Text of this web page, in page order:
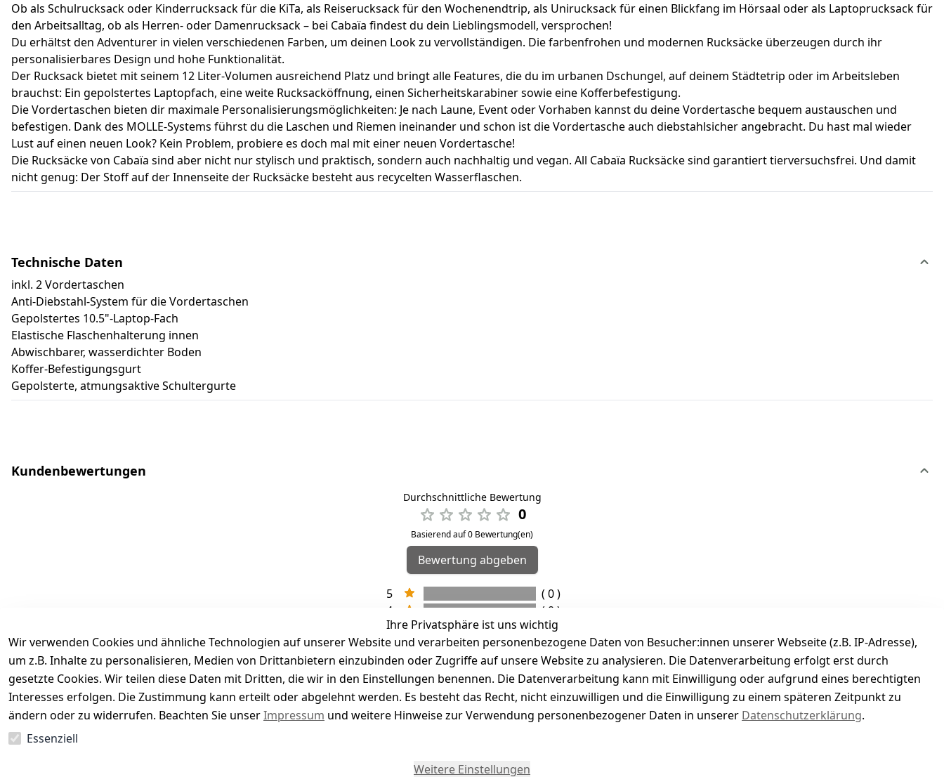
Ob als Schulrucksack oder Kinderrucksack für die KiTa, als Reiserucksack für den Wochenendtrip, als Unirucksack für einen Blickfang im Hörsaal oder als Laptoprucksack für
den Arbeitsalltag, ob als Herren- oder Damenrucksack – bei Cabaïa findest du dein Lieblingsmodell, versprochen!
Du erhältst den Adventurer in vielen verschiedenen Farben, um deinen Look zu vervollständigen. Die farbenfrohen und modernen Rucksäcke überzeugen durch ihr
personalisierbares Design und hohe Funktionalität.
Der Rucksack bietet mit seinem 12 Liter-Volumen ausreichend Platz und bringt alle Features, die du im urbanen Dschungel, auf deinem Städtetrip oder im Arbeitsleben
brauchst: Ein gepolstertes Laptopfach, eine weite Rucksacköffnung, einen Sicherheitskarabiner sowie eine Kofferbefestigung.
Die Vordertaschen bieten dir maximale Personalisierungsmöglichkeiten: Je nach Laune, Event oder Vorhaben kannst du deine Vordertasche bequem austauschen und
befestigen. Dank des MOLLE-Systems führst du die Laschen und Riemen ineinander und schon ist die Vordertasche auch diebstahlsicher angebracht. Du hast mal wieder
Lust auf einen neuen Look? Kein Problem, probiere es doch mal mit einer neuen Vordertasche!
Die Rucksäcke von Cabaïa sind aber nicht nur stylisch und praktisch, sondern auch nachhaltig und vegan. All Cabaïa Rucksäcke sind garantiert tierversuchsfrei. Und damit
nicht genug: Der Stoff auf der Innenseite der Rucksäcke besteht aus recycelten Wasserflaschen.
Technische Daten
inkl. 2 Vordertaschen
Anti-Diebstahl-System für die Vordertaschen
Gepolstertes 10.5"-Laptop-Fach
Elastische Flaschenhalterung innen
Abwischbarer, wasserdichter Boden
Koffer-Befestigungsgurt
Gepolsterte, atmungsaktive Schultergurte
Kundenbewertungen
Durchschnittliche Bewertung
0
Basierend auf 0 Bewertung(en)
Bewertung abgeben
5
( 0 )
4
( 0 )
3
( 0 )
2
( 0 )
1
( 0 )
Es hat noch niemand eine Bewertung für diesen Artikel abgegeben
Ihre Privatsphäre ist uns wichtig
Wir verwenden Cookies und ähnliche Technologien auf unserer Website und verarbeiten personenbezogene Daten von Besucher:innen unserer Webseite (z.B. IP-Adresse),
um z.B. Inhalte zu personalisieren, Medien von Drittanbietern einzubinden oder Zugriffe auf unsere Website zu analysieren. Die Datenverarbeitung erfolgt erst durch
gesetzte Cookies. Wir teilen diese Daten mit Dritten, die wir in den Einstellungen benennen. Die Datenverarbeitung kann mit Einwilligung oder aufgrund eines berechtigten
Interesses erfolgen. Die Zustimmung kann erteilt oder abgelehnt werden. Es besteht das Recht, nicht einzuwilligen und die Einwilligung zu einem späteren Zeitpunkt zu
ändern oder zu widerrufen. Beachten Sie unserImpressum und weitere Hinweise zur Verwendung personenbezogener Daten in unserer Datenschutzerklärung.
Essenziell
Weitere Einstellungen